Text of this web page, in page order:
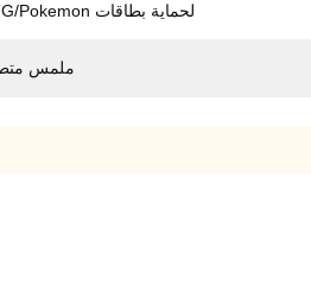
لحماية بطاقات MTG/Pokemon
ملمس